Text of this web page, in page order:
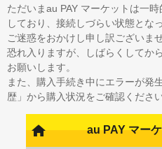
ただいまau PAY マーケットは一
しており、接続しづらい状態とな
ご迷惑をおかけし申し訳ございませ
恐れ入りますが、しばらくしてか
お願いします。
また、購入手続き中にエラーが発
歴」から購入状況をご確認ください
au PAY マー